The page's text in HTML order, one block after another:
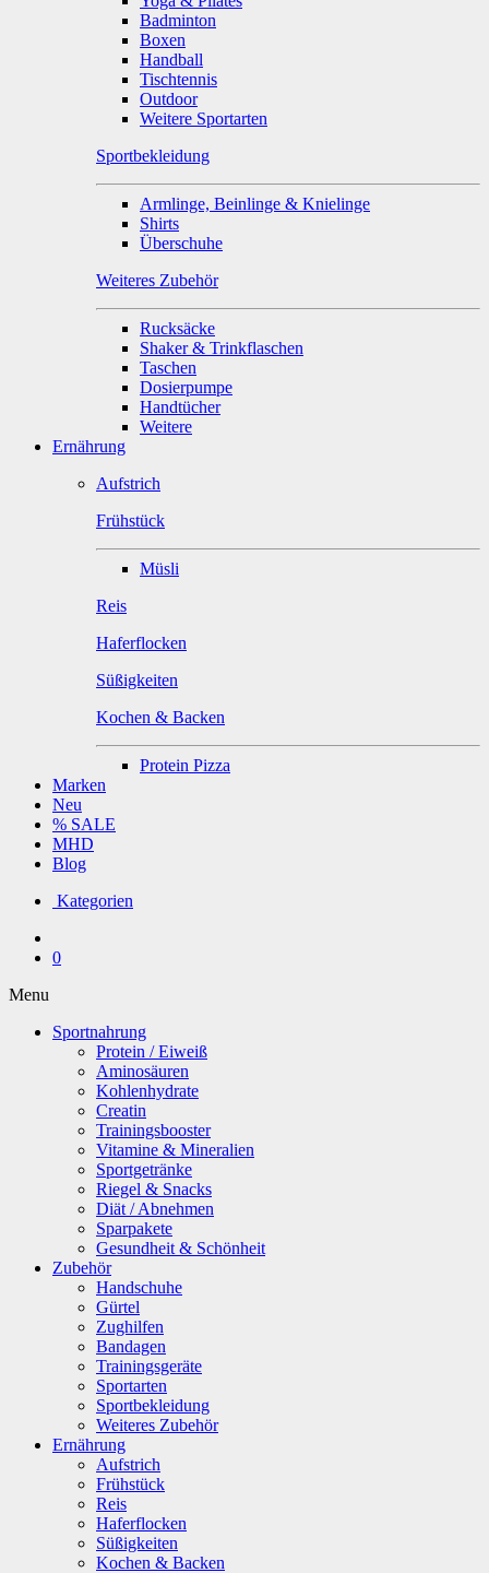
Badminton
Boxen
Handball
Tischtennis
Outdoor
Weitere Sportarten
Sportbekleidung
Armlinge, Beinlinge & Knielinge
Shirts
Überschuhe
Weiteres Zubehör
Rucksäcke
Shaker & Trinkflaschen
Taschen
Dosierpumpe
Handtücher
Weitere
Ernährung
Aufstrich
Frühstück
Müsli
Reis
Haferflocken
Süßigkeiten
Kochen & Backen
Protein Pizza
Marken
Neu
% SALE
MHD
Blog
Kategorien
0
Menu
Sportnahrung
Protein / Eiweiß
Aminosäuren
Kohlenhydrate
Creatin
Trainingsbooster
Vitamine & Mineralien
Sportgetränke
Riegel & Snacks
Diät / Abnehmen
Sparpakete
Gesundheit & Schönheit
Zubehör
Handschuhe
Gürtel
Zughilfen
Bandagen
Trainingsgeräte
Sportarten
Sportbekleidung
Weiteres Zubehör
Ernährung
Aufstrich
Frühstück
Reis
Haferflocken
Süßigkeiten
Kochen & Backen